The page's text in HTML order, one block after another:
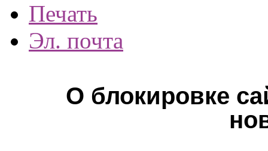
Печать
Эл. почта
О блокировке